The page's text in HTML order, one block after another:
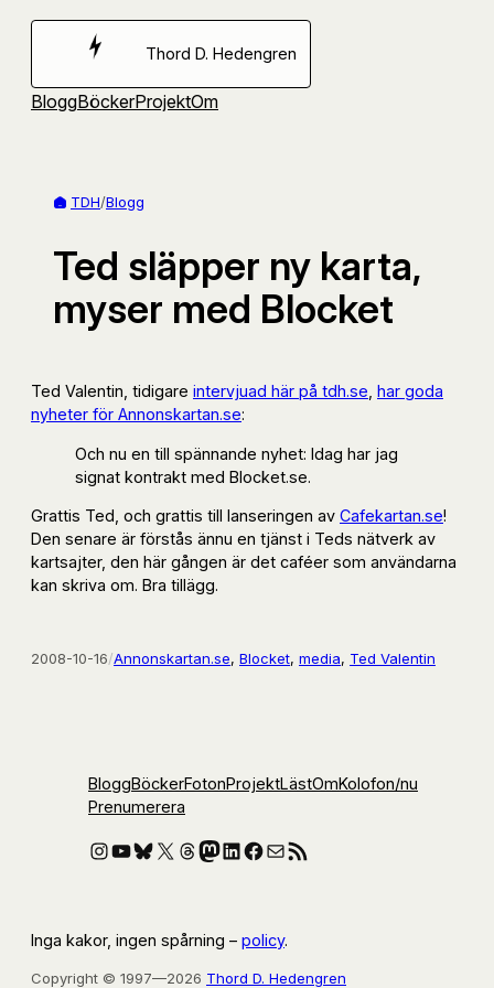
Hoppa
Thord D. Hedengren
BloggBöckerProjektOm
TDH/Blogg
Ted släpper ny karta,
myser med Blocket
Ted Valentin, tidigare intervjuad här på tdh.se har goda
nyheter för Annonskartan.se:
Och nu en till spännande nyhet: Idag har jag
signat kontrakt med Blocket.se.
Grattis Ted, och grattis till lanseringen av Cafekartan.se!
Den senare är förstås ännu en tjänst i Teds nätverk av
kartsajter, den här gången är det caféer som användarna
kan skriva om. Bra tillägg.
2008-10-16/Annonskartan.se, Blocket, media, Ted Valentin
BloggBöckerFotonProjektLästOmKolofon/nu
Prenumerera
Instagram
YouTube
Bluesky
X Threads
Mastodon
LinkedIn
Facebook
E-postRSS-flöde
Inga kakor, ingen spårning – policy.
Copyright © 1997—2026 Thord D. Hedengren